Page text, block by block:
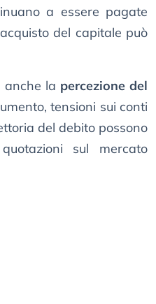
a essere pagate
del capitale può
anche la percezione del
tensioni sui conti
del debito possono
sul mercato